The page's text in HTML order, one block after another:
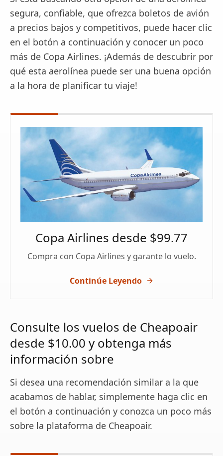
segura, confiable, que ofrezca boletos de avión
a precios bajos y competitivos, puede hacer clic
en el botón a continuación y conocer un poco
más de Copa Airlines. ¡Además de descubrir por
qué esta aerolínea puede ser una buena opción
a la hora de planificar tu viaje!
Copa Airlines desde $99.77
Compra con Copa Airlines y garante lo vuelo.
Continúe Leyendo
Consulte los vuelos de Cheapoair
desde $10.00 y obtenga más
información sobre
Si desea una recomendación similar a la que
acabamos de hablar, simplemente haga clic en
el botón a continuación y conozca un poco más
sobre la plataforma de Cheapoair.